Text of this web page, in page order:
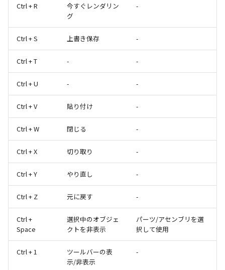
Ctrl + R
今すぐレンダリン
グ
-
Ctrl + S 上書き保存 -
Ctrl + T - -
Ctrl + U - -
Ctrl + V 貼り付け -
Ctrl + W 閉じる -
Ctrl + X 切り取り -
Ctrl + Y やり直し -
Ctrl + Z 元に戻す -
Ctrl +
Space
選択中のオブジェ
クトを非表示
パーツ/アセンブリを選
択して使用
Ctrl + 1
ツールバーの表
示/非表示
-